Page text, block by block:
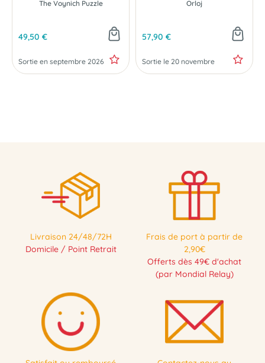
The Voynich Puzzle
49,50 €
Sortie en septembre 2026
Orloj
57,90 €
Sortie le 20 novembre
Livraison 24/48/72H
Domicile / Point Retrait
Frais de port à partir de
2,90€
Offerts dès 49€ d'achat
(par Mondial Relay)